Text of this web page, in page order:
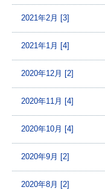
2021年2月 [3]
2021年1月 [4]
2020年12月 [2]
2020年11月 [4]
2020年10月 [4]
2020年9月 [2]
2020年8月 [2]